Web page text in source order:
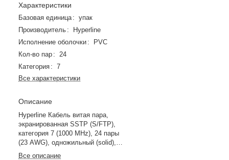
Характеристики
Базовая единица : упак
Производитель :
Hyperline
Исполнение оболочки :
PVC
Кол-во пар :
24
Категория : 7
Все характеристики
Описание
Hyperline Кабель витая пара,
экранированная SSTP (S/FTP),
категория 7 (1000 MHz), 24 пары
(23 AWG), одножильный (solid),
PVC, синий (305м)
Все описание